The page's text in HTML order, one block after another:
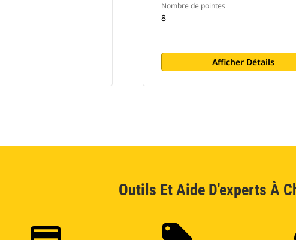
Nombre de pointes
8
Afficher Détails
Outils Et Aide D'experts À